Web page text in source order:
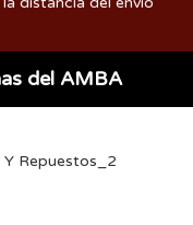
del AMBA
Y Repuestos_2